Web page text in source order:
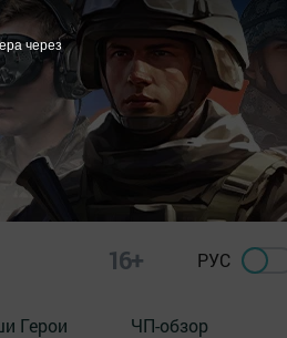
16+ РУС
Герои ЧП-обзор
через